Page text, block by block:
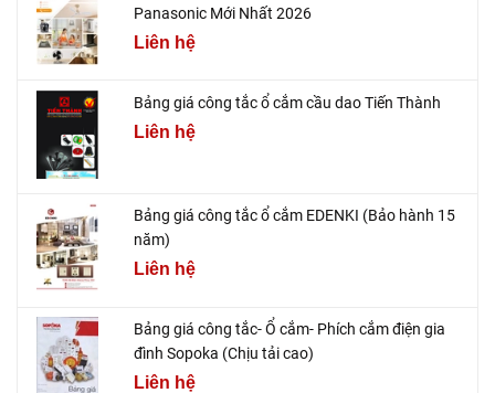
Panasonic Mới Nhất 2026
Liên hệ
Bảng giá công tắc ổ cắm cầu dao Tiến Thành
Liên hệ
Bảng giá công tắc ổ cắm EDENKI (Bảo hành 15
năm)
Liên hệ
Bảng giá công tắc- Ổ cắm- Phích cắm điện gia
đình Sopoka (Chịu tải cao)
Liên hệ